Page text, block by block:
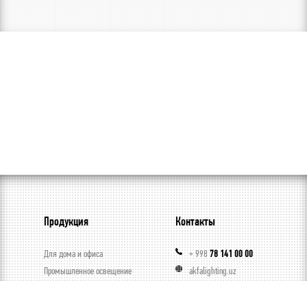
Продукция
Для дома и офиса
Промышленное освещение
Контакты
+ 99878 141 00 00
akfalighting.uz